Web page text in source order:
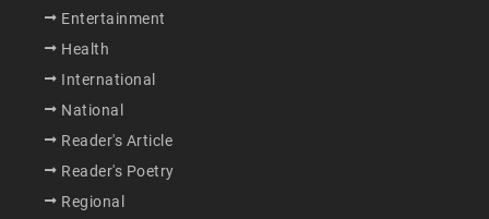
Entertainment
Health
International
National
Reader's Article
Reader's Poetry
Regional